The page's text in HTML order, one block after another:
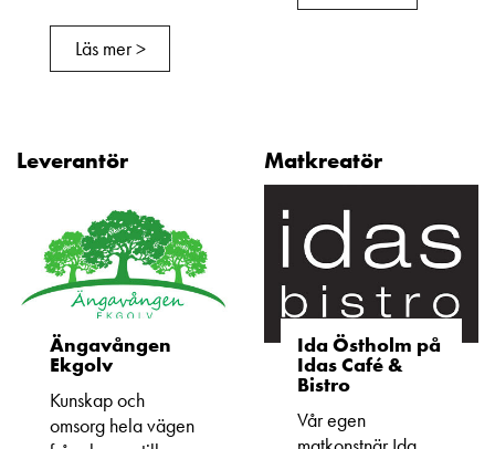
Läs mer >
Leverantör
Ängavången
Ekgolv
Kunskap och
omsorg hela vägen
Matkreatör
Ida Östholm på
Idas Café &
Bistro
Vår egen